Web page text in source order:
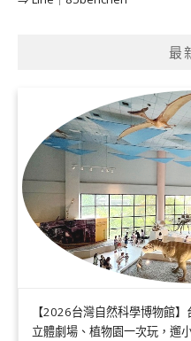
最
【2026台灣自然科學博物館
立體劇場、植物園一次玩，遛